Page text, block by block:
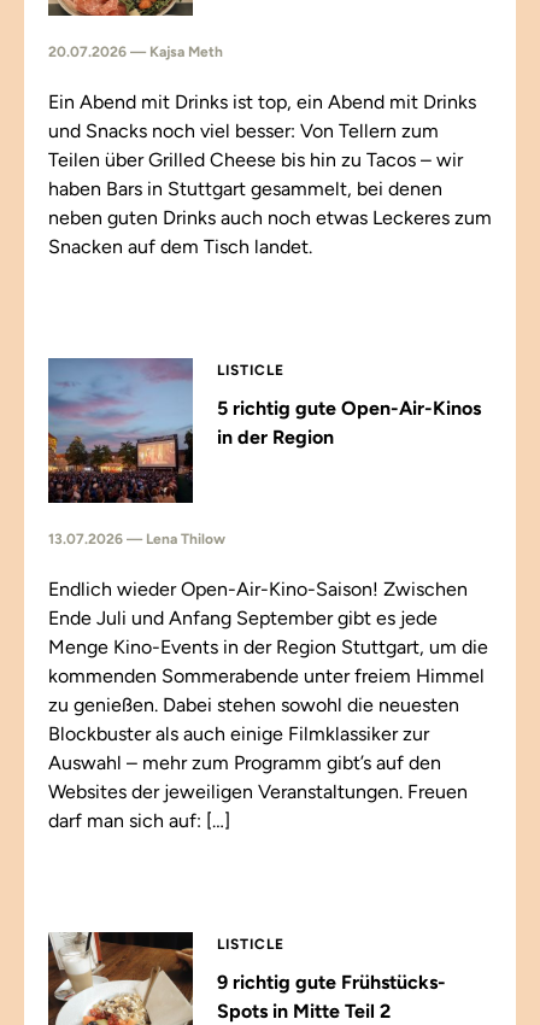
20.07.2026 — Kajsa Meth
Ein Abend mit Drinks ist top, ein Abend mit Drinks
und Snacks noch viel besser: Von Tellern zum
Teilen über Grilled Cheese bis hin zu Tacos – wir
haben Bars in Stuttgart gesammelt, bei denen
neben guten Drinks auch noch etwas Leckeres zum
Snacken auf dem Tisch landet.
LISTICLE
5 richtig gute Open-Air-Kinos
in der Region
13.07.2026 — Lena Thilow
Endlich wieder Open-Air-Kino-Saison! Zwischen
Ende Juli und Anfang September gibt es jede
Menge Kino-Events in der Region Stuttgart, um die
kommenden Sommerabende unter freiem Himmel
zu genießen. Dabei stehen sowohl die neuesten
Blockbuster als auch einige Filmklassiker zur
Auswahl – mehr zum Programm gibt’s auf den
Websites der jeweiligen Veranstaltungen. Freuen
darf man sich auf: […]
LISTICLE
9 richtig gute Frühstücks-
Spots in Mitte Teil 2